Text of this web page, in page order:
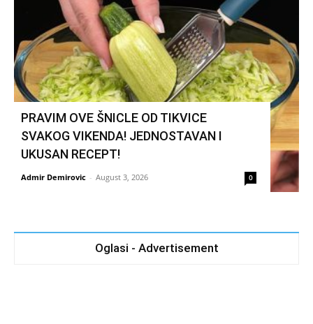
PRAVIM OVE ŠNICLE OD TIKVICE
SVAKOG VIKENDA! JEDNOSTAVAN I
UKUSAN RECEPT!
Admir Demirovic - August 3, 2026 0
Oglasi - Advertisement